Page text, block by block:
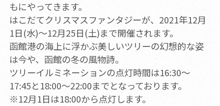
もにやってきます。
はこだてクリスマスファンタジーが、2021年12月
1日(水)～12月25日(土)まで開催されます。
函館港の海上に浮かぶ美しいツリーの幻想的な姿
は今や、函館の冬の風物詩。
ツリーイルミネーションの点灯時間は16:30～
17:45と18:00～22:00までとなっております。
※12月1日は18:00から点灯します。